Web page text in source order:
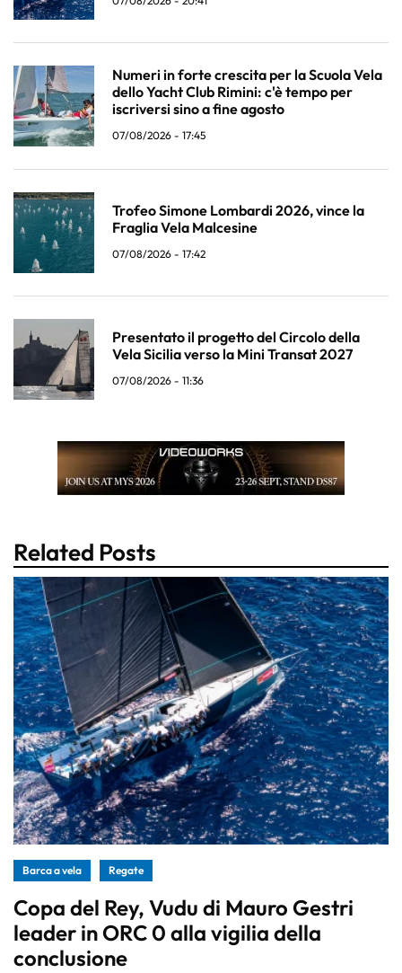
Numeri in forte crescita per la Scuola Vela
dello Yacht Club Rimini: c'è tempo per
iscriversi sino a fine agosto
07/08/2026 - 17:45
Trofeo Simone Lombardi 2026, vince la
Fraglia Vela Malcesine
07/08/2026 - 17:42
Presentato il progetto del Circolo della
Vela Sicilia verso la Mini Transat 2027
07/08/2026 - 11:36
Related Posts
Barca a vela Regate
Copa del Rey, Vudu di Mauro Gestri
leader in ORC 0 alla vigilia della
conclusione